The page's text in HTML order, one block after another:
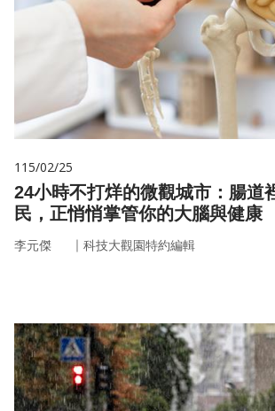
115/02/25
24小時不打烊的微觀城市：腸道
民，正悄悄掌管你的大腦與健康
李元傑 ｜ 科技大觀園特約編輯